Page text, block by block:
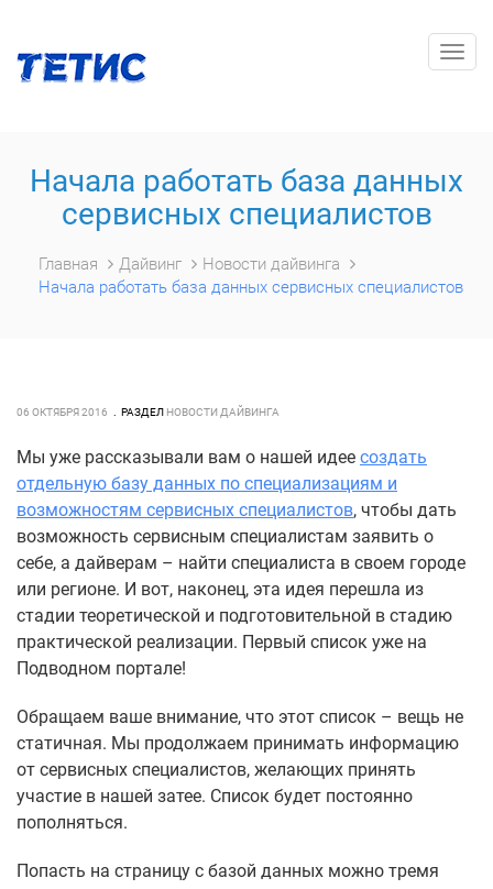
Начала работать база данных
сервисных специалистов
Главная Дайвинг
Новости дайвинга
Начала работать база данных сервисных специалистов
06 ОКТЯБРЯ 2016 РАЗДЕЛ НОВОСТИ ДАЙВИНГА
Мы уже рассказывали вам о нашей идее создать
отдельную базу данных по специализациям и
возможностям сервисных специалистов, чтобы дать
возможность сервисным специалистам заявить о
себе, а дайверам – найти специалиста в своем городе
или регионе. И вот, наконец, эта идея перешла из
стадии теоретической и подготовительной в стадию
практической реализации. Первый список уже на
Подводном портале!
Обращаем ваше внимание, что этот список – вещь не
статичная. Мы продолжаем принимать информацию
от сервисных специалистов, желающих принять
участие в нашей затее. Список будет постоянно
пополняться.
Попасть на страницу с базой данных можно тремя